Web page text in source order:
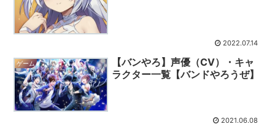
2022.07.14
ゲーム
【バンやろ】声優（CV）・キャ
ラクター一覧【バンドやろうぜ】
2021.06.08